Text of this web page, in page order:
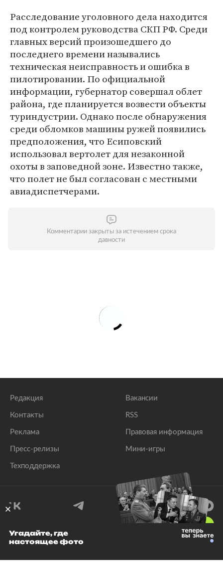
Расследование уголовного дела находится
под контролем руководства СКП РФ. Среди
главных версий произошедшего до
последнего времени назывались
техническая неисправность и ошибка в
пилотировании. По официальной
информации, губернатор совершал облет
района, где планируется возвести объекты
туриндустрии. Однако после обнаружения
среди обломков машины ружей появились
предположения, что Есиповский
использовал вертолет для незаконной
охоты в заповедной зоне. Известно также,
что полет не был согласован с местными
авиадиспетчерами.
Комментарии закрыты за истечением срока
давности
Редакция
Контакты
Реклама
Пресс-релизы
Техподдержка
Вакансии
RSS
Правовая информация
Мини-игры
© 1999–2026 Все права защищены.
Угадайте, где
настоящее фото